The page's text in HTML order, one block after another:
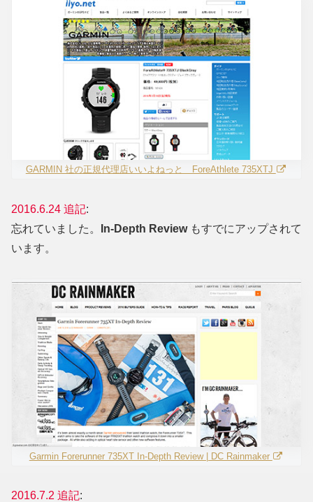
GARMIN 社の正規代理店いいよねっと ForeAthlete 735XTJ
2016.6.24 追記:
忘れていました。
In-Depth Reviewもすでにアップされて
います。
Garmin Forerunner 735XT In-Depth Review | DC Rainmaker
2016.7.2 追記: